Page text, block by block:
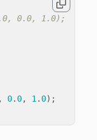
0.0, 1.0);
, 0. 0, 1 . 0);